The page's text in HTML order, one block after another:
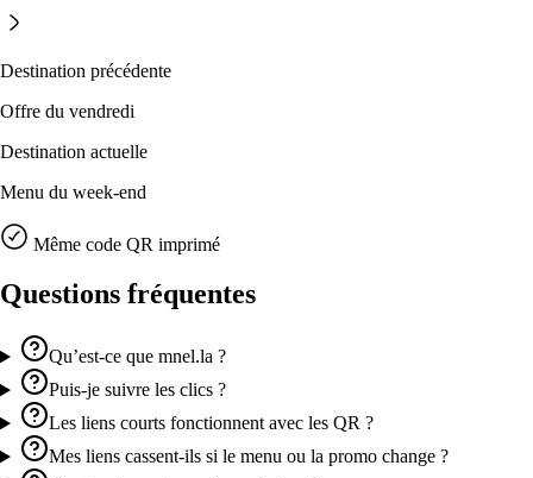
Destination précédente
Offre du vendredi
Destination actuelle
Menu du week-end
Même code QR imprimé
Questions fréquentes
Qu’est-ce que mnel.la ?
Puis-je suivre les clics ?
Les liens courts fonctionnent avec les QR ?
Mes liens cassent-ils si le menu ou la promo change ?